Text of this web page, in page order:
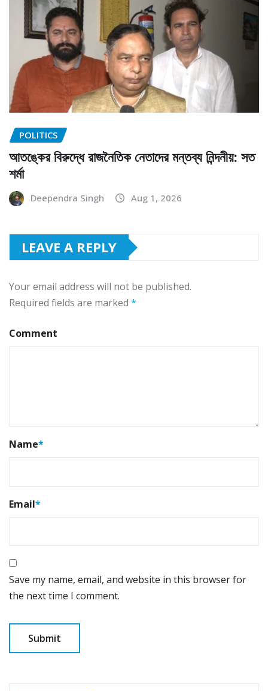
POLITICS
আতঙ্কের বিরুদ্ধে রাজনৈতিক নেতাদের মন্তব্য নিন্দনীয়: সত
শর্মা
Deependra Singh Aug 1, 2026
LEAVE A REPLY
Your email address will not be published.
Required fields are marked *
Comment
Name*
Email*
Save my name, email, and website in this browser for
the next time I comment.